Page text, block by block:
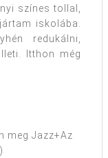
színes tollal,
iskolába.
redukálni,
Itthon még
meg Jazz+Az